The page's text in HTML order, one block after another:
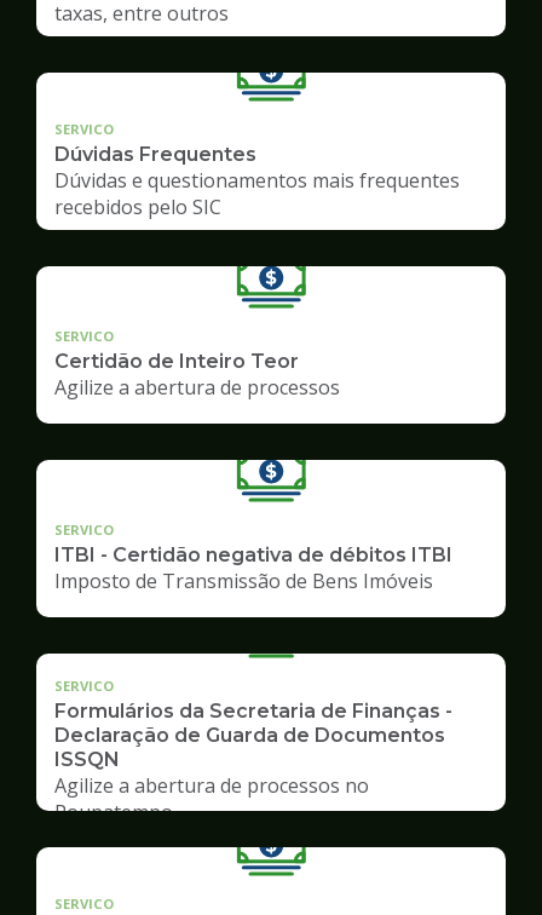
taxas, entre outros
SERVICO
Dúvidas Frequentes
Dúvidas e questionamentos mais frequentes
recebidos pelo SIC
SERVICO
Certidão de Inteiro Teor
Agilize a abertura de processos
SERVICO
ITBI - Certidão negativa de débitos ITBI
Imposto de Transmissão de Bens Imóveis
SERVICO
Formulários da Secretaria de Finanças -
Declaração de Guarda de Documentos
ISSQN
Agilize a abertura de processos no
Poupatempo
SERVICO